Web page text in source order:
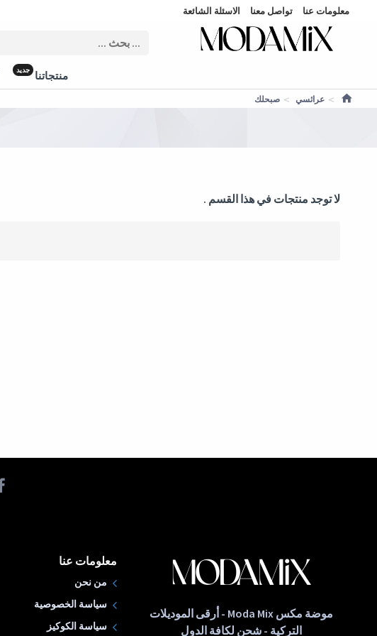
معلومات عنا تواصل معنا الاسئلة الشائعة
منتجاتنا جديد
عرائسي صبحلك
لا توجد منتجات في هذا القسم .
موضة مكس Moda Mix - أرقى الموديلات
التركية - شحن لكافة الدول
معلومات عنا
من نحن
سياسة الخصوصية
سياسة الكوكيز